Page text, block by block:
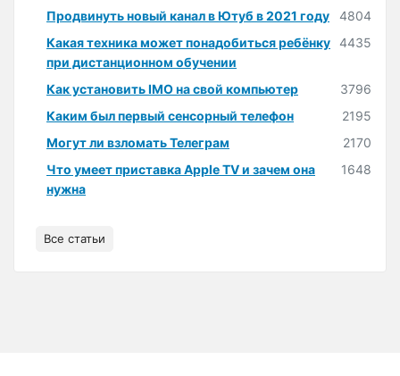
Продвинуть новый канал в Ютуб в 2021 году
4804
Какая техника может понадобиться ребёнку
при дистанционном обучении
4435
Как установить IMO на свой компьютер
3796
Каким был первый сенсорный телефон
2195
Могут ли взломать Телеграм
2170
Что умеет приставка Apple TV и зачем она
нужна
1648
Все статьи